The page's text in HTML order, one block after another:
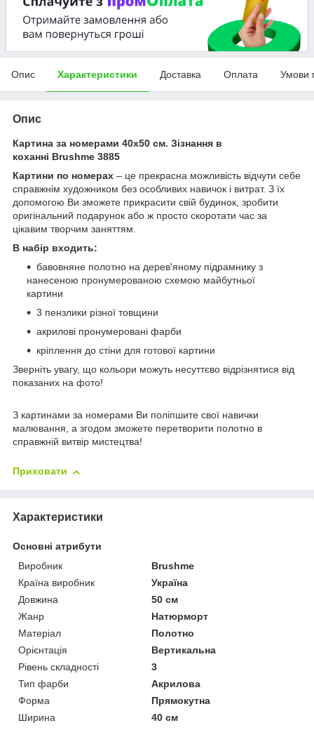
Опис Характеристики Доставка Оплата Умови
Опис
Картина за номерами 40х50 см. Зізнання в
коханні Brushme 3885
Картини по номерах – це прекрасна можливість відчути себе
справжнім художником без особливих навичок і витрат. З їх
допомогою Ви зможете прикрасити свій будинок, зробити
оригінальний подарунок або ж просто скоротати час за
цікавим творчим заняттям.
В набір входить:
бавовняне полотно на дерев'яному підрамнику з
нанесеною пронумерованою схемою майбутньої
картини
3 пензлики різної товщини
акрилові пронумеровані фарби
кріплення до стіни для готової картини
Зверніть увагу, що кольори можуть несуттєво відрізнятися від
показаних на фото!
З картинами за номерами Ви поліпшите свої навички
малювання, а згодом зможете перетворити полотно в
справжній витвір мистецтва!
Приховати
Характеристики
Основні атрибути
Виробник
Brushme
Країна виробник
Україна
Довжина
50 см
Жанр
Натюрморт
Матеріал
Полотно
Орієнтація
Вертикальна
Рівень складності
3
Тип фарби
Акрилова
Форма
Прямокутна
Ширина
40 см